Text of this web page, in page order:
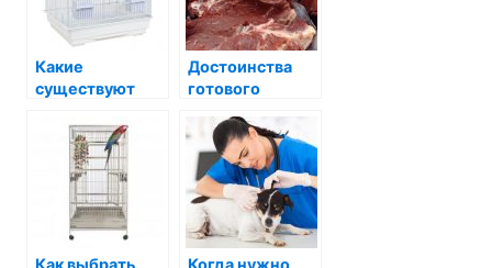
Какие
существуют
для попугаев?
Достоинства
готового
интернет-
магазине